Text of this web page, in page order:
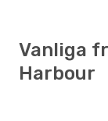
Vanliga
Harbour